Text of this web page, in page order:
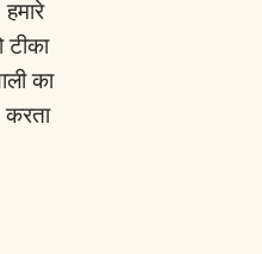
टीका
का
करता